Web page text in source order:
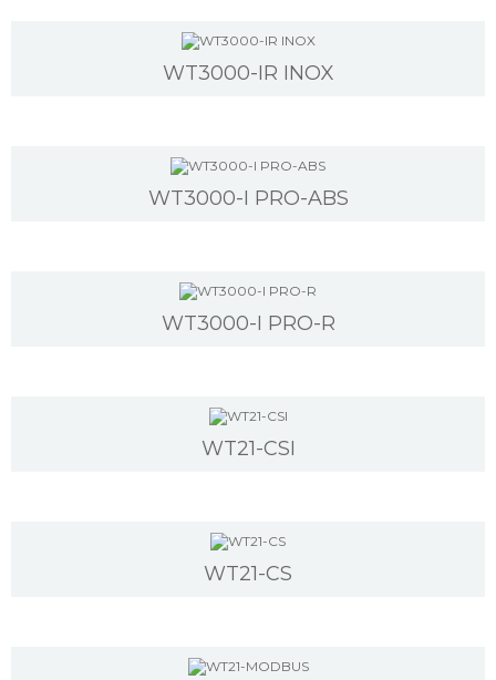
WT3000-IR INOX
WT3000-I PRO-ABS
WT3000-I PRO-R
WT21-CSI
WT21-CS